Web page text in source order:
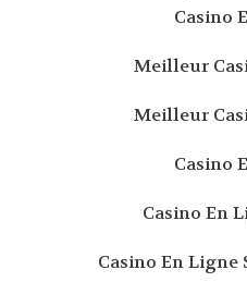
Casino
Meilleur
Meilleur
Casino
Casino En
Casino En